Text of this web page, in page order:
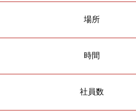
場所
時間
社員数